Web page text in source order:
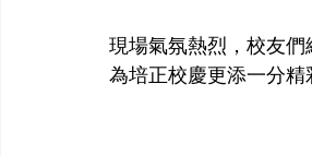
現場氣氛熱烈，校友
為培正校慶更添一分